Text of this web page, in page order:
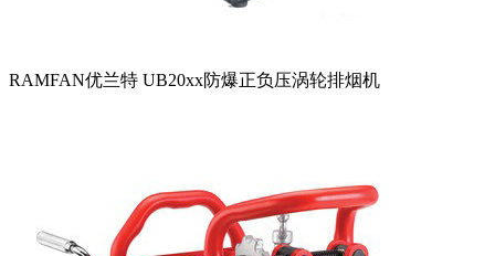
RAMFAN优兰特 UB20xx防爆正负压涡轮排烟机